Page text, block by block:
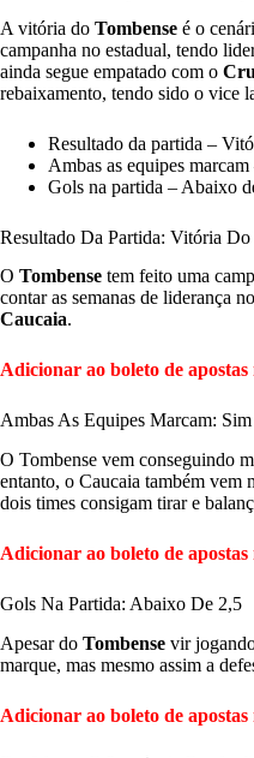
A vitória do Tombense é o
campanha no estadual, tendo
ainda segue empatado com o
rebaixamento, tendo sido o vice
Resultado da partida –
Ambas as equipes
Gols na partida – Abaixo
Resultado Da Partida: Vitória Do
O Tombense tem feito uma
contar as semanas de liderança
Caucaia.
Adicionar ao boleto de apostas
Ambas As Equipes Marcam: Sim
O Tombense vem conseguindo
entanto, o Caucaia também vem
dois times consigam tirar e
Adicionar ao boleto de apostas
Gols Na Partida: Abaixo De 2,5
Apesar do Tombense vir
marque, mas mesmo assim a
Adicionar ao boleto de